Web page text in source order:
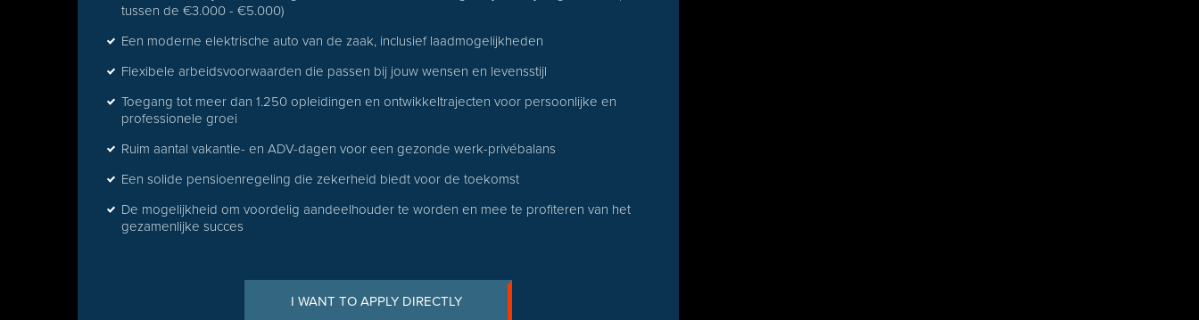
tussen de €3.000 - €5.000)
Een moderne elektrische auto van de zaak, inclusief laadmogelijkheden
Flexibele arbeidsvoorwaarden die passen bij jouw wensen en levensstijl
Toegang tot meer dan 1.250 opleidingen en ontwikkeltrajecten voor persoonlijke en
professionele groei
Ruim aantal vakantie- en ADV-dagen voor een gezonde werk-privébalans
Een solide pensioenregeling die zekerheid biedt voor de toekomst
De mogelijkheid om voordelig aandeelhouder te worden en mee te profiteren van het
gezamenlijke succes
I WANT TO APPLY DIRECTLY